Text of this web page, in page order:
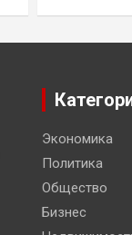
Экономика
Политика
Общество
Бизнес